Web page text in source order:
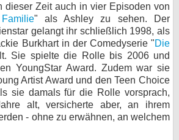
dieser Zeit auch in vier Episoden von
" als Ashley zu sehen. Der
gelangt ihr schließlich 1998, als
Burkhart in der Comedyserie "Die
Sie spielte die Rolle bis 2006 und
YoungStar Award. Zudem war sie
Artist Award und den Teen Choice
sie damals für die Rolle vorsprach,
alt, versicherte aber, an ihrem
- ohne zu erwähnen, an welchem
Kontakt
Nutzungsbedingungen
Datenschutz
Cookie-Einstellungen